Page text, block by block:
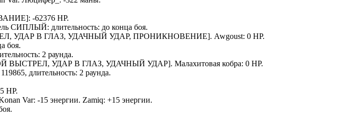
-62376 HP.
СИПЛЫЙ: длительность: до конца боя.
УДАР В ГЛАЗ, УДАЧНЫЙ УДАР, ПРОНИКНОВЕНИЕ]. Awgoust: 0 HP.
боя.
2 раунда.
ВЫСТРЕЛ, УДАР В ГЛАЗ, УДАЧНЫЙ УДАР]. Малахитовая кобра: 0 HP.
длительность: 2 раунда.
HP.
Var: -15 энергии. Zamiq: +15 энергии.